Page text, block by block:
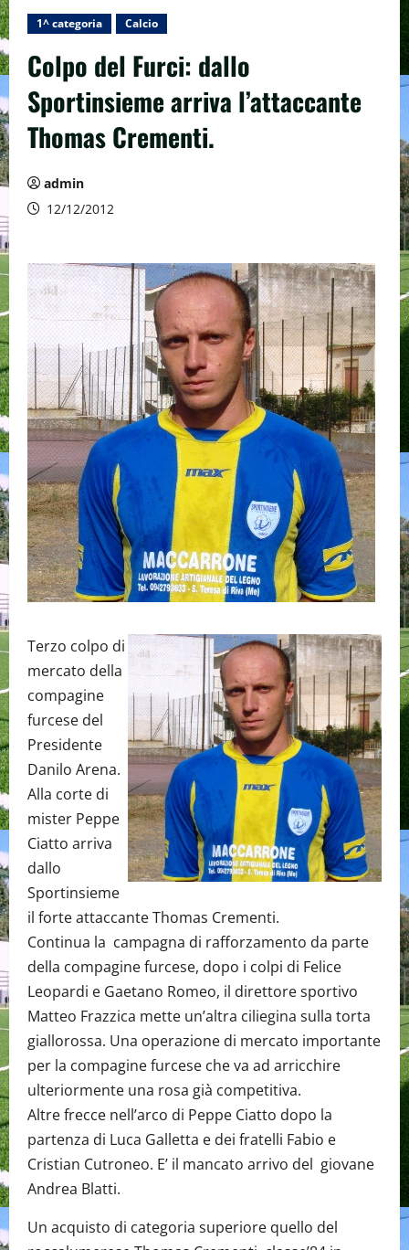
1^ categoria Calcio
Colpo del Furci: dallo
Sportinsieme arriva l’attaccante
Thomas Crementi.
admin
12/12/2012
Terzo colpo di
mercato della
compagine
furcese del
Presidente
Danilo Arena.
Alla corte di
mister Peppe
Ciatto arriva
dallo
Sportinsieme
il forte attaccante Thomas Crementi.
Continua la campagna di rafforzamento da parte
della compagine furcese, dopo i colpi di Felice
Leopardi e Gaetano Romeo, il direttore sportivo
Matteo Frazzica mette un’altra ciliegina sulla torta
giallorossa. Una operazione di mercato importante
per la compagine furcese che va ad arricchire
ulteriormente una rosa già competitiva.
Altre frecce nell’arco di Peppe Ciatto dopo la
partenza di Luca Galletta e dei fratelli Fabio e
Cristian Cutroneo. E’ il mancato arrivo del giovane
Andrea Blatti.
Un acquisto di categoria superiore quello del